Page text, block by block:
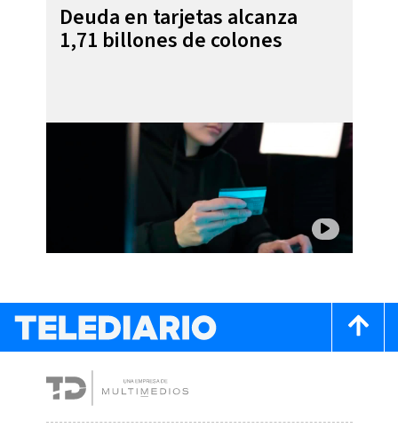
Deuda en tarjetas alcanza
1,71 billones de colones